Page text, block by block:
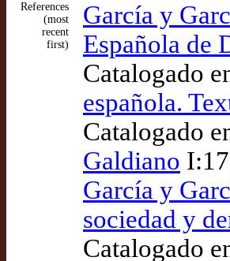
References
(most
recent
first)
García y
Española de
Catalogado
española.
Catalogado
Galdiano
García y
sociedad y
Catalogado